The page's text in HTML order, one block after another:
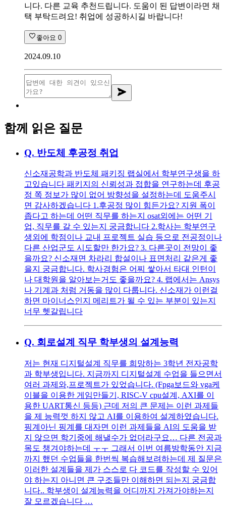
니다. 다른 교육 추천드립니다. 도움이 된 답변이라면 채
택 부탁드려요! 취업에 성공하시길 바랍니다!
좋아요 0
2024.09.10
함께 읽은 질문
Q. 반도체 후공정 취업
신소재공학과 반도체 패키징 랩실에서 학부연구생을 하
고있습니다 패키지의 신뢰성과 접합을 연구하는데 후공
정 쪽 정보가 많이 없어 방향성을 설정하는데 도움주시
면 감사하겠습니다 1.후공정 많이 힘든가요? 지원 폭이
좁다고 하는데 어떤 직무를 하는지 osat외에는 어떤 기
업, 직무를 갈 수 있는지 궁금합니다 2.학사는 학부연구
생외에 학점이나 교내 프로젝트 실습 등으로 전공정이나
다른 산업군도 시도할만 한가요? 3. 다른곳이 전망이 좋
을까요? 신소재면 차라리 합설이나 표면처리 같은게 좋
을지 궁금합니다. 학사경험은 어찌 쌓아서 타대 인턴이
나 대학원을 알아보는거도 좋을까요? 4. 랩에서는 Ansys
나 기계과 처럼 거동을 많이 다룹니다. 신소재가 이런걸
하면 마이너스인지 메리트가 될 수 있는 부분이 있는지
너무 헷갈립니다
Q. 회로설계 직무 학부생의 설계능력
저는 현재 디지털설계 직무를 희망하는 3학년 전자공학
과 학부생입니다. 지금까지 디지털설계 수업을 들으면서
여러 과제와,프로젝트가 있었습니다. (Fpga보드와 vga케
이블을 이용한 게임만들기, RISC-V cpu설계, AXI를 이
용한 UART통신 등등) 근데 저의 큰 문제는 이런 과제들
을 제 능력껏 하지 않고 AI를 이용하여 설계하였습니다.
핑계아닌 핑계를 대자면 이런 과제들을 AI의 도움을 받
지 않으면 학기중에 해낼수가 없더라구요… 다른 전공과
목도 챙겨야하는데 ㅜㅜ 그래서 이번 여름방학동안 지금
까지 했던 수업들을 한번씩 복습해보려하는데 제 질문은
이러한 설계들을 제가 스스로 다 코드를 작성할 수 있어
야 하는지 아니면 큰 구조들만 이해하면 되는지 궁금합
니다.. 학부생이 설계능력을 어디까지 가져가야하는지
잘 모르겠습니다 …